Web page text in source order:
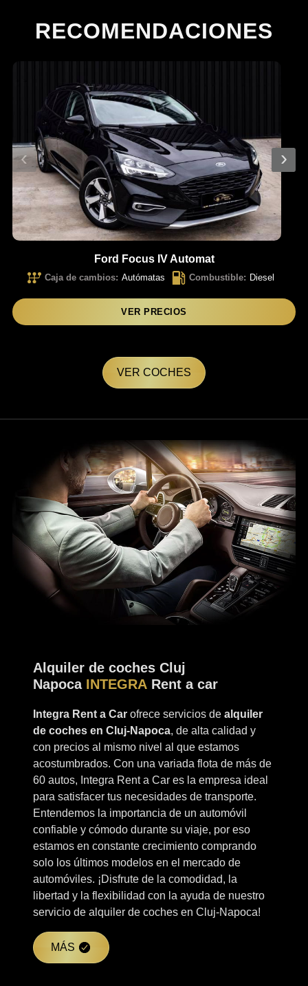
RECOMENDACIONES
Ford Focus IV Automat
Caja de cambios: Autómatas Combustible: Diesel
VER PRECIOS
‹ ›
VER COCHES
Alquiler de coches Cluj
Napoca INTEGRA Rent a car
Integra Rent a Car ofrece servicios de alquiler
de coches en Cluj-Napoca, de alta calidad y
con precios al mismo nivel al que estamos
acostumbrados. Con una variada flota de más de
60 autos, Integra Rent a Car es la empresa ideal
para satisfacer tus necesidades de transporte.
Entendemos la importancia de un automóvil
confiable y cómodo durante su viaje, por eso
estamos en constante crecimiento comprando
solo los últimos modelos en el mercado de
automóviles. ¡Disfrute de la comodidad, la
libertad y la flexibilidad con la ayuda de nuestro
servicio de alquiler de coches en Cluj-Napoca!
MÁS